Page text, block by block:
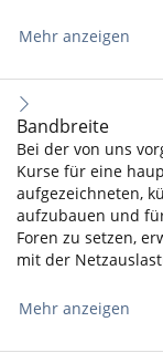
Mehr anzeigen
Bandbreite
Bei der von uns
Kurse für eine
aufgezeichneten,
aufzubauen und
Foren zu setzen,
mit der
Mehr anzeigen